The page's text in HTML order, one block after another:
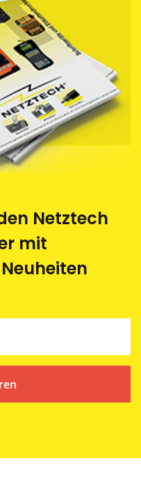
von einem
Rohstoffe der
saubere und
Netztech
mit